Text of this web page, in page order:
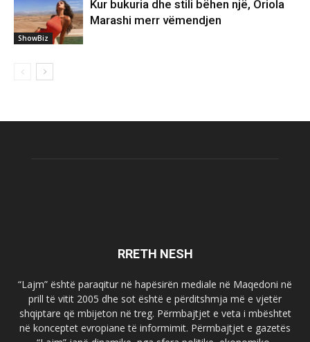
ShowBiz
Kur bukuria dhe stili bëhen një, Oriola
Marashi merr vëmendjen
RRETH NESH
“Lajm” është paraqitur në hapësirën mediale në Maqedoni në
prill të vitit 2005 dhe sot është e përditshmja më e vjetër
shqiptare që mbijeton në treg. Përmbajtjet e veta i mbështet
në konceptet evropiane të informimit. Përmbajtjet e gazetës